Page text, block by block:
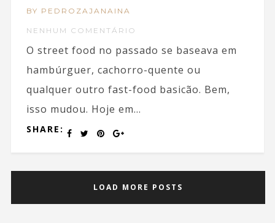
BY PEDROZAJANAINA
NENHUM COMENTÁRIO
O street food no passado se baseava em
hambúrguer, cachorro-quente ou
qualquer outro fast-food basicão. Bem,
isso mudou. Hoje em...
SHARE:
LOAD MORE POSTS